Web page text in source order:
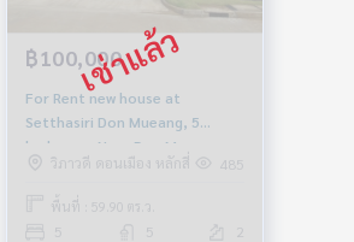
฿100,000
For Rent new house at
Setthasiri Don Mueang, 5
bedroom, Near Don Mueang
Airportวิภาวดี ดอนเมือง หลักสี่ 485
พื้นที่ : 59.90 ตร.ว.
5 5